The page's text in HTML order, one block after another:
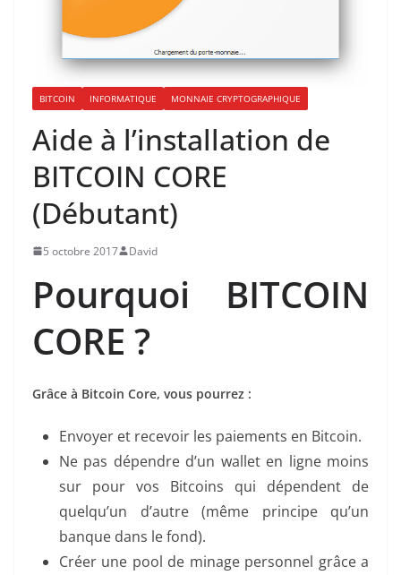
BITCOIN INFORMATIQUE MONNAIE CRYPTOGRAPHIQUE
Aide à l’installation de
BITCOIN CORE
(Débutant)
5 octobre 2017 David
Pourquoi BITCOIN
CORE ?
Grâce à Bitcoin Core, vous pourrez :
Envoyer et recevoir les paiements en Bitcoin.
Ne pas dépendre d’un wallet en ligne moins
sur pour vos Bitcoins qui dépendent de
quelqu’un d’autre (même principe qu’un
banque dans le fond).
Créer une pool de minage personnel grâce a